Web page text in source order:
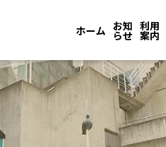
ホーム お知
らせ
利用
案内